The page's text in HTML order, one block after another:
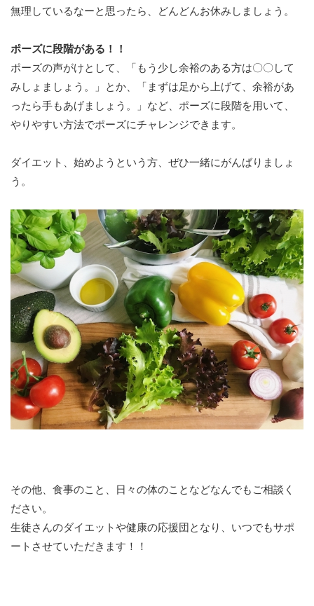
無理しているなーと思ったら、どんどんお休みしましょう。
ポーズに段階がある！！
ポーズの声がけとして、「もう少し余裕のある方は〇〇して
みしょましょう。」とか、「まずは足から上げて、余裕があ
ったら手もあげましょう。」など、ポーズに段階を用いて、
やりやすい方法でポーズにチャレンジできます。
ダイエット、始めようという方、ぜひ一緒にがんばりましょ
う。
その他、食事のこと、日々の体のことなどなんでもご相談く
ださい。
生徒さんのダイエットや健康の応援団となり、いつでもサポ
ートさせていただきます！！